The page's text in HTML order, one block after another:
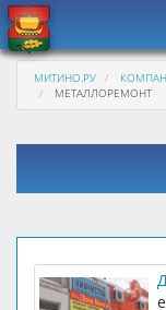
МИТИНО.РУ
МЕТАЛЛОРЕМОНТ